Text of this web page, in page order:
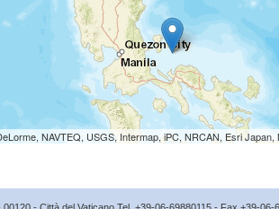
NAVTEQ, USGS, Intermap, iPC, NRCAN, Esri Japan,